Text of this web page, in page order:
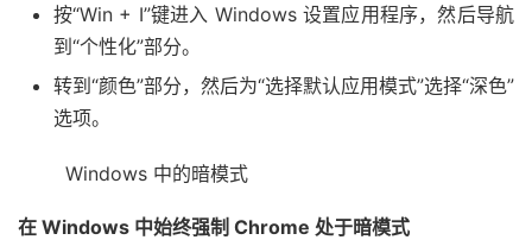
按“Win + I”键进入 Windows 设置应用程序，然后导航
到“个性化”部分。
转到“颜色”部分，然后为“选择默认应用模式”选择“深色”
选项。
Windows 中的暗模式
在 Windows 中始终强制 Chrome 处于暗模式